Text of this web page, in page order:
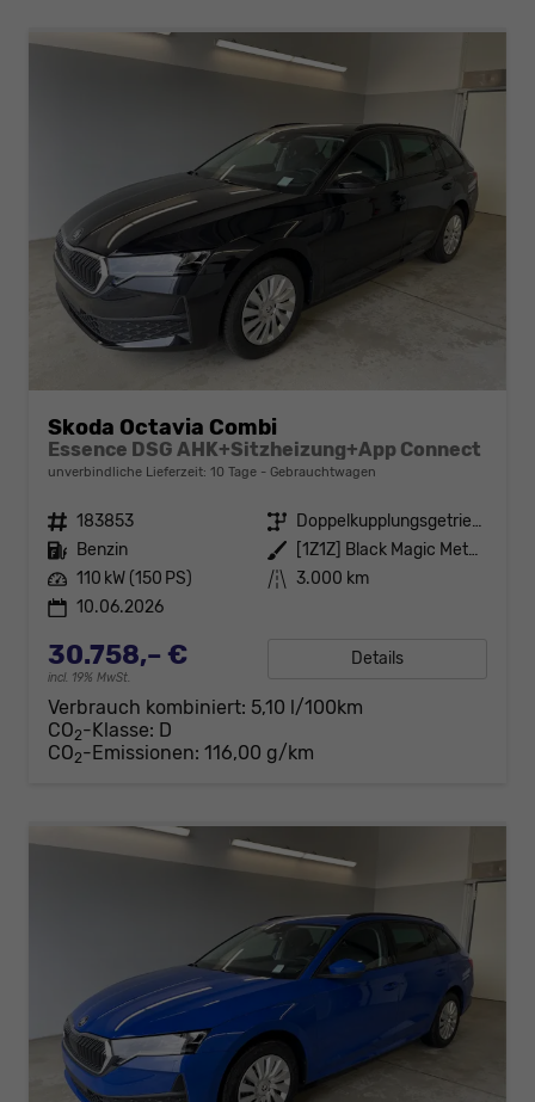
Skoda Octavia Combi
Essence DSG AHK+Sitzheizung+App Connect
unverbindliche Lieferzeit: 10 Tage Gebrauchtwagen
Fahrzeugnr. 183853 Getriebe
Doppelkupplungsgetriebe (DSG)
Kraftstoff Benzin Außenfarbe
[1Z1Z] Black Magic Metallic
Leistung 110 kW (150 PS) Kilometerstand 3.000 km
10.06.2026
30.758,– €
incl. 19% MwSt.
Details
Verbrauch kombiniert: 5,10 l/100km
CO2-Klasse: D
CO2-Emissionen: 116,00 g/km